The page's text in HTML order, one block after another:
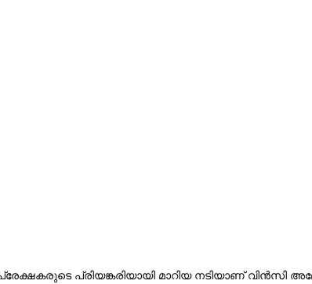
പ്രിയങ്കരിയായി മാറിയ നടിയാണ്